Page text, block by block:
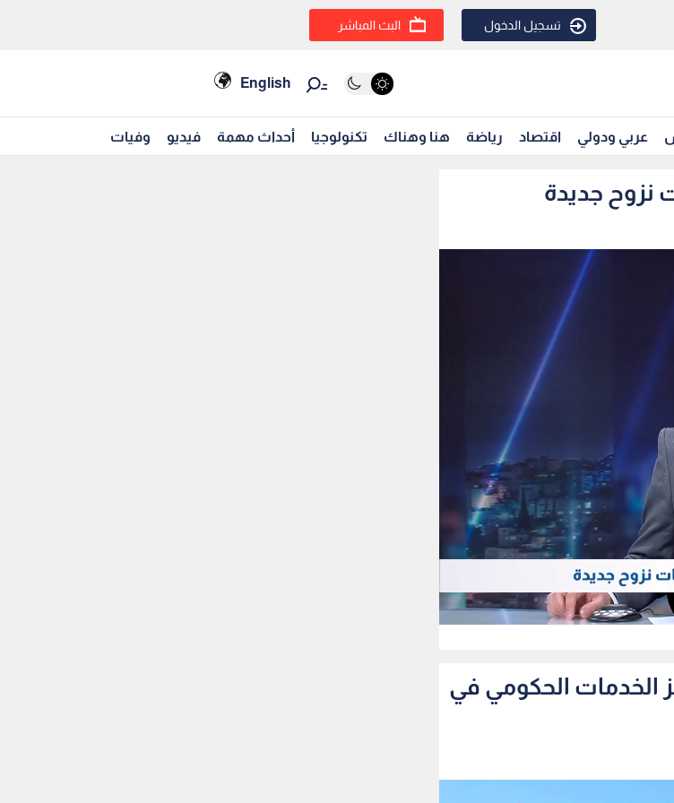
تسجيل الدخول البث المباشر
English
عربي ودولي اقتصاد رياضة هنا وهناك تكنولوجيا أحداث مهمة فيديو وفيات
مركز الخدمات الحكومي في